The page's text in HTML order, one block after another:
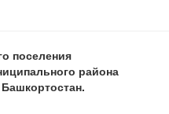
поселения
района